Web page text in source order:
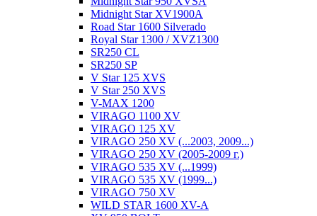
Midnight Star XV1900A
Road Star 1600 Silverado
Royal Star 1300 / XVZ1300
SR250 CL
SR250 SP
V Star 125 XVS
V Star 250 XVS
V-MAX 1200
VIRAGO 1100 XV
VIRAGO 125 XV
VIRAGO 250 XV (...2003, 2009...)
VIRAGO 250 XV (2005-2009 г.)
VIRAGO 535 XV (...1999)
VIRAGO 535 XV (1999...)
VIRAGO 750 XV
WILD STAR 1600 XV-A